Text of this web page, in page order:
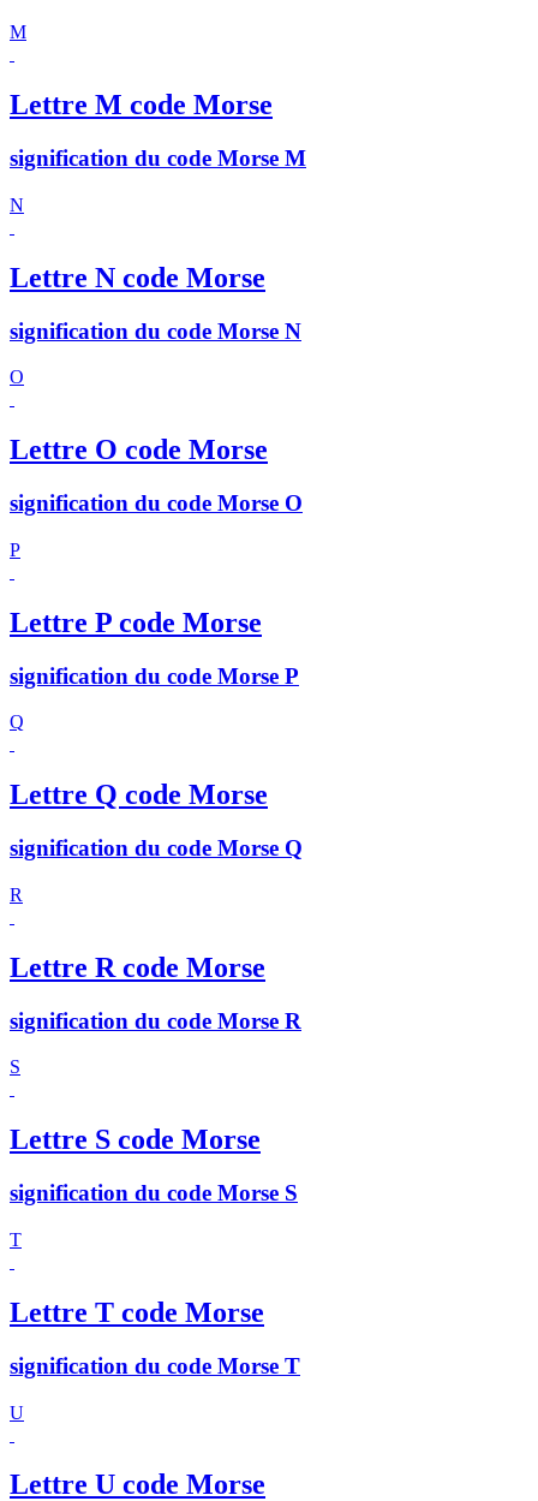
M
Lettre M code Morse
signification du code Morse M
N
Lettre N code Morse
signification du code Morse N
O
Lettre O code Morse
signification du code Morse O
P
Lettre P code Morse
signification du code Morse P
Q
Lettre Q code Morse
signification du code Morse Q
R
Lettre R code Morse
signification du code Morse R
S
Lettre S code Morse
signification du code Morse S
T
Lettre T code Morse
signification du code Morse T
U
Lettre U code Morse